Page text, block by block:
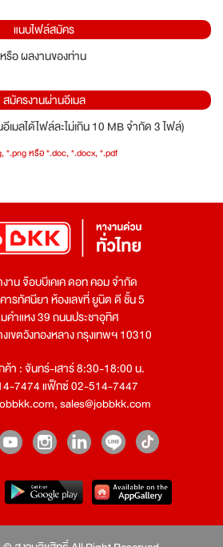
แนบไฟล์สมัคร
รือ ผลงานของท่าน
สมัครงานผ่านอีเมล
มลได้ไฟล์ละไม่เกิน 10 MB จำกัด 3 ไฟล์)
*.png หรือ *.doc, *.docx, *.pdf
าน จ๊อบบีเคเค ดอท คอม จำกัด
ารทัศนียา ห้องเลขที่ ยูนิต ดี ชั้น 5
คำแหง 39 ถนนประชาอุทิศ
เขตวังทองหลาง กรุงเทพฯ 10310
า : จันทร์-เสาร์ 8:30-18:00 น.
7474 แฟ็กซ์ 02-514-7447
,sales@jobbkk.com